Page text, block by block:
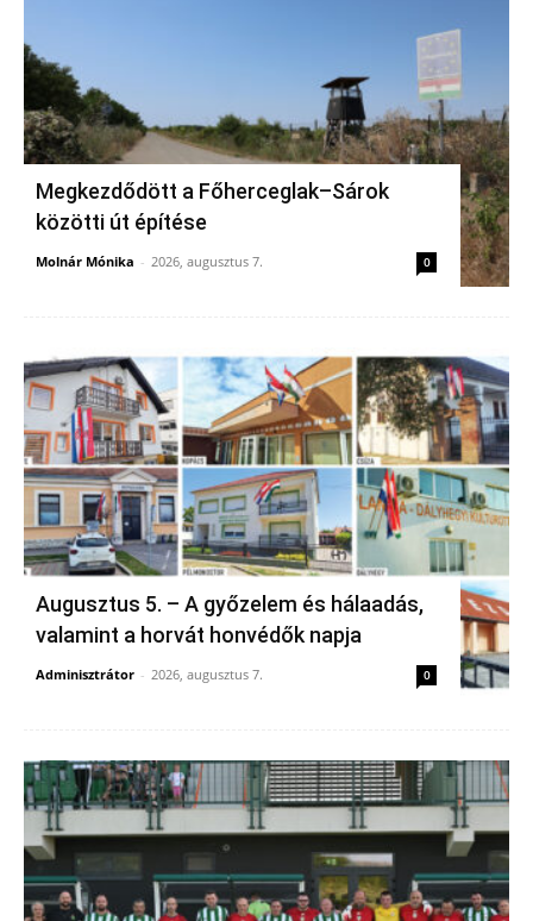
Megkezdődött a Főherceglak–Sárok
közötti út építése
Molnár Mónika - 2026, augusztus 7. 0
Augusztus 5. – A győzelem és hálaadás,
valamint a horvát honvédők napja
Adminisztrátor - 2026, augusztus 7. 0